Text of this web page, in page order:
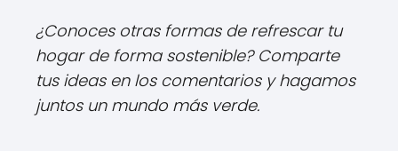
¿Conoces otras formas de refrescar tu
hogar de forma sostenible? Comparte
tus ideas en los comentarios y hagamos
juntos un mundo más verde.